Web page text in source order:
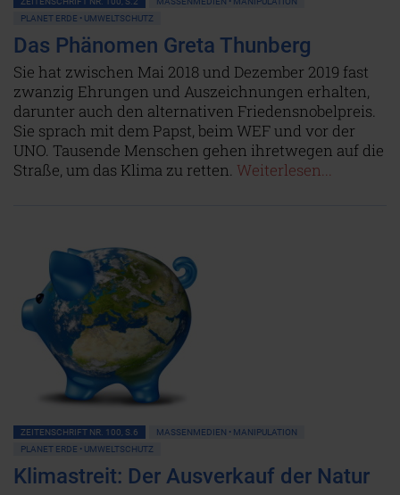
PLANET ERDE • UMWELTSCHUTZ
Das Phänomen Greta Thunberg
Sie hat zwischen Mai 2018 und Dezember 2019 fast
zwanzig Ehrungen und Auszeichnungen erhalten,
darunter auch den alternativen Friedensnobelpreis.
Sie sprach mit dem Papst, beim WEF und vor der
UNO. Tausende Menschen gehen ihretwegen auf die
Straße, um das Klima zu retten. Weiterlesen...
ZEITENSCHRIFT NR. 100, S.6
MASSENMEDIEN • MANIPULATION
PLANET ERDE • UMWELTSCHUTZ
Klimastreit: Der Ausverkauf der Natur